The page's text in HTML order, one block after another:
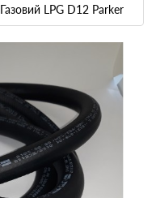
Газовий LPG D12 Parker